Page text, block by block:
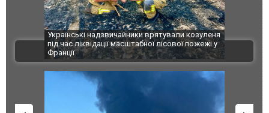
Українські надзвичайники врятували козуленя
під час ліквідації масштабної лісової пожежі у
Франції
СБУ за
Болгарії
ВІДЕО